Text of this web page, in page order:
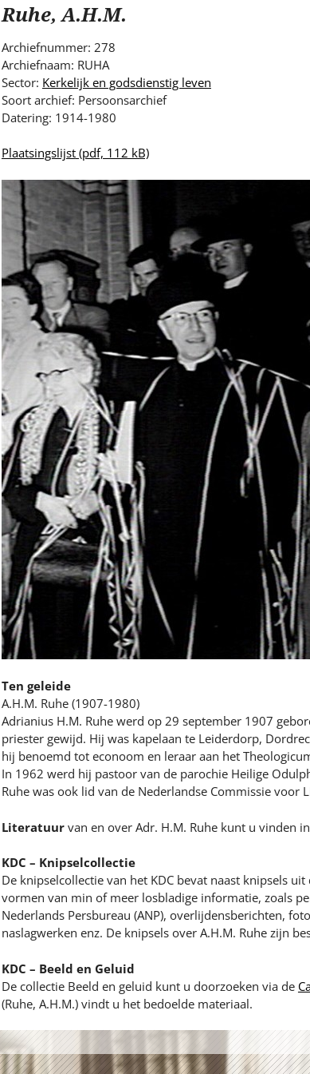
.
Ruhe, A.H.M.
Archiefnummer: 278
Archiefnaam: RUHA
Sector: Kerkelijk en godsdienstig leven
Soort archief: Persoonsarchief
Datering: 1914-1980
Plaatsingslijst(pdf, 112 kB)
Ten geleide
A.H.M. Ruhe (1907-1980)
Adrianius H.M. Ruhe werd op 29 september 1907
priester gewijd. Hij was kapelaan te Leiderdorp,
hij benoemd tot econoom en leraar aan het
In 1962 werd hij pastoor van de parochie Heilige
Ruhe was ook lid van de Nederlandse Commissie voor
Literatuurvan en over Adr. H.M. Ruhe kunt u vinden in
KDC – Knipselcollectie
De knipselcollectie van het KDC bevat naast knipsels
vormen van min of meer losbladige informatie, zoals
Nederlands Persbureau (ANP), overlijdensberichten,
naslagwerken enz. De knipsels over A.H.M. Ruhe zijn
KDC – Beeld en Geluid
De collectie Beeld en geluid kunt u doorzoeken via de
(Ruhe, A.H.M.) vindt u het bedoelde materiaal.